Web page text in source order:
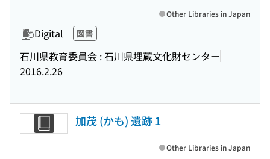
Digital 図書
石川県教育委員会 : 石川県埋蔵文化財センター
2016.2.26
Other Libraries in Japan
加茂 (かも) 遺跡 1
Other Libraries in Japan